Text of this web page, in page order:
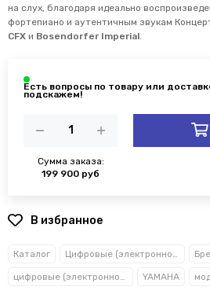
на слух, благодаря идеально
фортепиано и аутентичным звукам
CFX и Bosendorfer Imperial.
Сумма заказа:
199 900 руб
В избранное
Каталог Цифровые (электронное) пианино
цифровые (электронное) пианино YAMAHA YAMAHA